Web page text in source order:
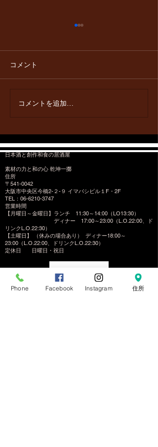
当店の定番コース３コース、
日のご注文も出来るようにな
りました。 コース内容は下記
e/%E3%82%B3%E3%83%B
C%E3%82%B9
コメント
コメントを追加…
日本酒と創作和食の居酒屋
素材の力と和の心 乾坤一擲
住所
〒541-0042
大阪市中央区今橋2-２-９ イマバシビル１F・2F
​TEL：06-6210-3747
営業時間
【月曜日～金曜日】ランチ 11:30～14:00（LO13:30）
ディナー 17:00～23:00（L.O.22:00、ド
リンクL.O.22:30）
【土曜日】 （休みの場合あり） ディナー18:00～
23:00（L.O.22:00、ドリンクL.O.22:30）
定休日 日曜日・祝日
予約する
Phone Facebook Instagram 住所